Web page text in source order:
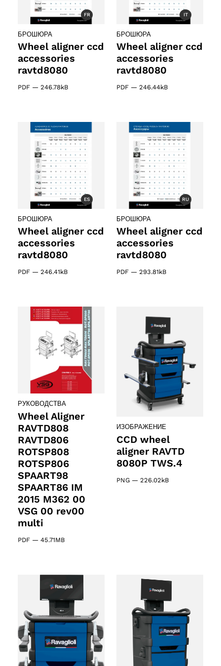
FR
БРОШЮРА
Wheel aligner ccd
accessories
ravtd8080
PDF — 246.78kB
IT
БРОШЮРА
Wheel aligner ccd
accessories
ravtd8080
PDF — 246.44kB
ES
БРОШЮРА
Wheel aligner ccd
accessories
ravtd8080
PDF — 246.41kB
RU
БРОШЮРА
Wheel aligner ccd
accessories
ravtd8080
PDF — 293.81kB
РУКОВОДСТВА
Wheel Aligner
RAVTD808
RAVTD806
ROTSP808
ROTSP806
SPAART98
SPAART86 IM
2015 M362 00
VSG 00 rev00
multi
PDF — 45.71MB
ИЗОБРАЖЕНИЕ
CCD wheel
aligner RAVTD
8080P TWS.4
PNG — 226.02kB